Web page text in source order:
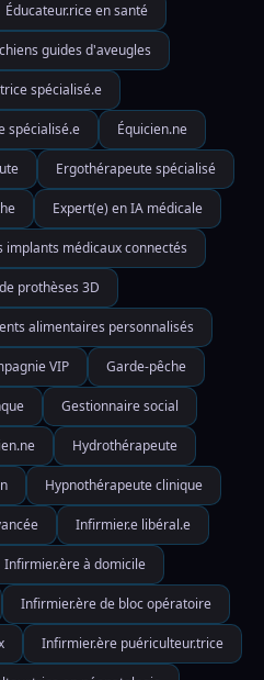
Éducateur.rice en santé
guides d'aveugles
spécialisé.e
spécialisé.e Équicien.ne
Ergothérapeute spécialisé
Expert(e) en IA médicale
implants médicaux connectés
prothèses 3D
alimentaires personnalisés
VIP Garde-pêche
Gestionnaire social
Hydrothérapeute
Hypnothérapeute clinique
Infirmier.e libéral.e
Infirmier.ère à domicile
Infirmier.ère de bloc opératoire
Infirmier.ère puériculteur.trice